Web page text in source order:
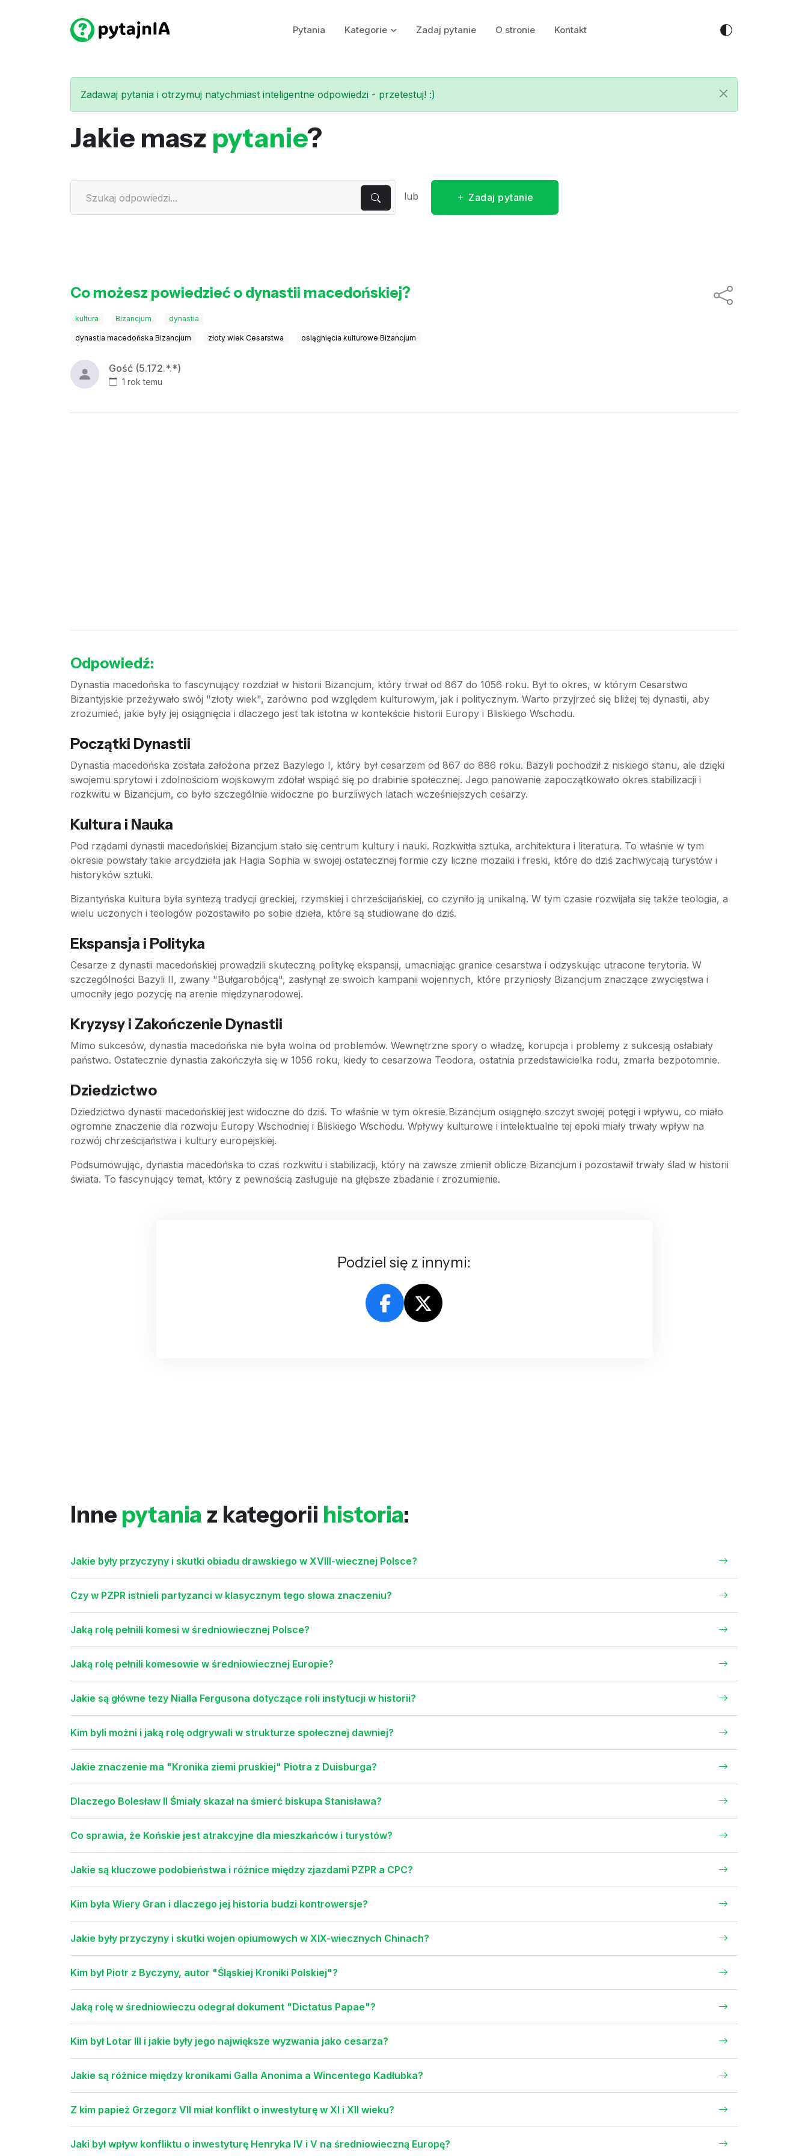
Pytania Kategorie Zadaj pytanie O stronie Kontakt
Zadawaj pytania i otrzymuj natychmiast inteligentne odpowiedzi - przetestuj! :)
Jakie masz pytanie?
lub Zadaj pytanie
Co możesz powiedzieć o dynastii macedońskiej?
kultura Bizancjum dynastia
dynastia macedońska Bizancjum złoty wiek Cesarstwa osiągnięcia kulturowe Bizancjum
Gość (5.172.*.*)
1 rok temu
Odpowiedź:
Dynastia macedońska to fascynujący rozdział w historii Bizancjum, który trwał od 867 do 1056 roku. Był to okres, w którym Cesarstwo
Bizantyjskie przeżywało swój "złoty wiek", zarówno pod względem kulturowym, jak i politycznym. Warto przyjrzeć się bliżej tej dynastii, aby
zrozumieć, jakie były jej osiągnięcia i dlaczego jest tak istotna w kontekście historii Europy i Bliskiego Wschodu.
Początki Dynastii
Dynastia macedońska została założona przez Bazylego I, który był cesarzem od 867 do 886 roku. Bazyli pochodził z niskiego stanu, ale dzięki
swojemu sprytowi i zdolnościom wojskowym zdołał wspiąć się po drabinie społecznej. Jego panowanie zapoczątkowało okres stabilizacji i
rozkwitu w Bizancjum, co było szczególnie widoczne po burzliwych latach wcześniejszych cesarzy.
Kultura i Nauka
Pod rządami dynastii macedońskiej Bizancjum stało się centrum kultury i nauki. Rozkwitła sztuka, architektura i literatura. To właśnie w tym
okresie powstały takie arcydzieła jak Hagia Sophia w swojej ostatecznej formie czy liczne mozaiki i freski, które do dziś zachwycają turystów i
historyków sztuki.
Bizantyńska kultura była syntezą tradycji greckiej, rzymskiej i chrześcijańskiej, co czyniło ją unikalną. W tym czasie rozwijała się także teologia, a
wielu uczonych i teologów pozostawiło po sobie dzieła, które są studiowane do dziś.
Ekspansja i Polityka
Cesarze z dynastii macedońskiej prowadzili skuteczną politykę ekspansji, umacniając granice cesarstwa i odzyskując utracone terytoria. W
szczególności Bazyli II, zwany "Bułgarobójcą", zasłynął ze swoich kampanii wojennych, które przyniosły Bizancjum znaczące zwycięstwa i
umocniły jego pozycję na arenie międzynarodowej.
Kryzysy i Zakończenie Dynastii
Mimo sukcesów, dynastia macedońska nie była wolna od problemów. Wewnętrzne spory o władzę, korupcja i problemy z sukcesją osłabiały
państwo. Ostatecznie dynastia zakończyła się w 1056 roku, kiedy to cesarzowa Teodora, ostatnia przedstawicielka rodu, zmarła bezpotomnie.
Dziedzictwo
Dziedzictwo dynastii macedońskiej jest widoczne do dziś. To właśnie w tym okresie Bizancjum osiągnęło szczyt swojej potęgi i wpływu, co miało
ogromne znaczenie dla rozwoju Europy Wschodniej i Bliskiego Wschodu. Wpływy kulturowe i intelektualne tej epoki miały trwały wpływ na
rozwój chrześcijaństwa i kultury europejskiej.
Podsumowując, dynastia macedońska to czas rozkwitu i stabilizacji, który na zawsze zmienił oblicze Bizancjum i pozostawił trwały ślad w historii
świata. To fascynujący temat, który z pewnością zasługuje na głębsze zbadanie i zrozumienie.
Podziel się z innymi:
Inne pytania z kategorii historia:
Jakie były przyczyny i skutki obiadu drawskiego w XVIII-wiecznej Polsce?
Czy w PZPR istnieli partyzanci w klasycznym tego słowa znaczeniu?
Jaką rolę pełnili komesi w średniowiecznej Polsce?
Jaką rolę pełnili komesowie w średniowiecznej Europie?
Jakie są główne tezy Nialla Fergusona dotyczące roli instytucji w historii?
Kim byli możni i jaką rolę odgrywali w strukturze społecznej dawniej?
Jakie znaczenie ma "Kronika ziemi pruskiej" Piotra z Duisburga?
Dlaczego Bolesław II Śmiały skazał na śmierć biskupa Stanisława?
Co sprawia, że Końskie jest atrakcyjne dla mieszkańców i turystów?
Jakie są kluczowe podobieństwa i różnice między zjazdami PZPR a CPC?
Kim była Wiery Gran i dlaczego jej historia budzi kontrowersje?
Jakie były przyczyny i skutki wojen opiumowych w XIX-wiecznych Chinach?
Kim był Piotr z Byczyny, autor "Śląskiej Kroniki Polskiej"?
Jaką rolę w średniowieczu odegrał dokument "Dictatus Papae"?
Kim był Lotar III i jakie były jego największe wyzwania jako cesarza?
Jakie są różnice między kronikami Galla Anonima a Wincentego Kadłubka?
Z kim papież Grzegorz VII miał konflikt o inwestyturę w XI i XII wieku?
Jaki był wpływ konfliktu o inwestyturę Henryka IV i V na średniowieczną Europę?